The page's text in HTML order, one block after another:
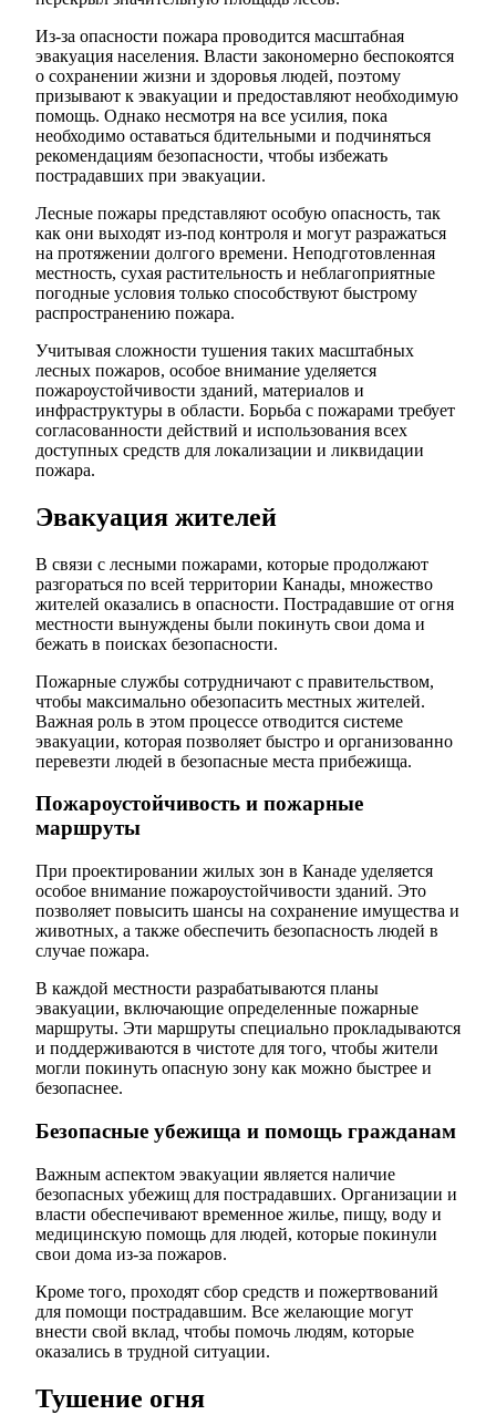
Из-за опасности пожара проводится масштабная
эвакуация населения. Власти закономерно беспокоятся
о сохранении жизни и здоровья людей, поэтому
призывают к эвакуации и предоставляют необходимую
помощь. Однако несмотря на все усилия, пока
необходимо оставаться бдительными и подчиняться
рекомендациям безопасности, чтобы избежать
пострадавших при эвакуации.
Лесные пожары представляют особую опасность, так
как они выходят из-под контроля и могут разражаться
на протяжении долгого времени. Неподготовленная
местность, сухая растительность и неблагоприятные
погодные условия только способствуют быстрому
распространению пожара.
Учитывая сложности тушения таких масштабных
лесных пожаров, особое внимание уделяется
пожароустойчивости зданий, материалов и
инфраструктуры в области. Борьба с пожарами требует
согласованности действий и использования всех
доступных средств для локализации и ликвидации
пожара.
Эвакуация жителей
В связи с лесными пожарами, которые продолжают
разгораться по всей территории Канады, множество
жителей оказались в опасности. Пострадавшие от огня
местности вынуждены были покинуть свои дома и
бежать в поисках безопасности.
Пожарные службы сотрудничают с правительством,
чтобы максимально обезопасить местных жителей.
Важная роль в этом процессе отводится системе
эвакуации, которая позволяет быстро и организованно
перевезти людей в безопасные места прибежища.
Пожароустойчивость и пожарные
маршруты
При проектировании жилых зон в Канаде уделяется
особое внимание пожароустойчивости зданий. Это
позволяет повысить шансы на сохранение имущества и
животных, а также обеспечить безопасность людей в
случае пожара.
В каждой местности разрабатываются планы
эвакуации, включающие определенные пожарные
маршруты. Эти маршруты специально прокладываются
и поддерживаются в чистоте для того, чтобы жители
могли покинуть опасную зону как можно быстрее и
безопаснее.
Безопасные убежища и помощь гражданам
Важным аспектом эвакуации является наличие
безопасных убежищ для пострадавших. Организации и
власти обеспечивают временное жилье, пищу, воду и
медицинскую помощь для людей, которые покинули
свои дома из-за пожаров.
Кроме того, проходят сбор средств и пожертвований
для помощи пострадавшим. Все желающие могут
внести свой вклад, чтобы помочь людям, которые
оказались в трудной ситуации.
Тушение огня